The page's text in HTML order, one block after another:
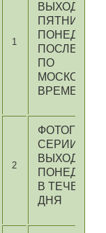
1
ВЫХОДИТ В
ПЯТНИЦУ И
ПОСЛЕ
ПО
ВРЕМЕНИ
2
СЕРИИ
ВЫХОДЯТ В
В ТЕЧЕНИЕ
ДНЯ